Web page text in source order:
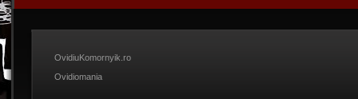
OvidiuKomornyik.ro
Ovidiomania